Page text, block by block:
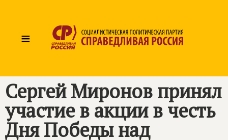
≡
Сергей Миронов принял
участие в акции в честь
Дня Победы над